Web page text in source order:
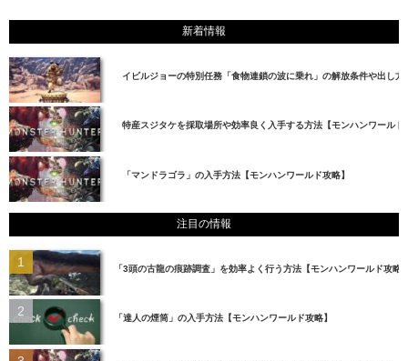
新着情報
イビルジョーの特別任務「食物連鎖の波に乗れ」の解放条件や出し
特産スジタケを採取場所や効率良く入手する方法【モンハンワールド
「マンドラゴラ」の入手方法【モンハンワールド攻略】
注目の情報
「3頭の古龍の痕跡調査」を効率よく行う方法【モンハンワールド攻略
「達人の煙筒」の入手方法【モンハンワールド攻略】